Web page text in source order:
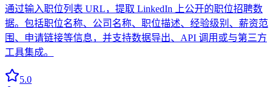
通过输入职位列表 URL，提取 LinkedIn 上公开的职位招聘数
据。包括职位名称、公司名称、职位描述、经验级别、薪资范
围、申请链接等信息，并支持数据导出、API 调用或与第三方
工具集成。
5.0